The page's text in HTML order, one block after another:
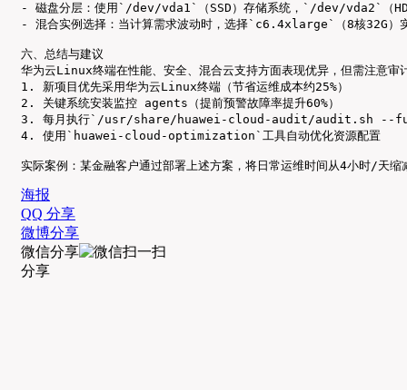
- 磁盘分层：使用`/dev/vda1`（SSD）存储系统，`/dev/vda2`（
- 混合实例选择：当计算需求波动时，选择`c6.4xlarge`（8核32G）
六、总结与建议
华为云Linux终端在性能、安全、混合云支持方面表现优异，但需注意审
1. 新项目优先采用华为云Linux终端（节省运维成本约25%）
2. 关键系统安装监控 agents（提前预警故障率提升60%）
3. 每月执行`/usr/share/huawei-cloud-audit/audit.sh --
4. 使用`huawei-cloud-optimization`工具自动优化资源配置
实际案例：某金融客户通过部署上述方案，将日常运维时间从4小时
海报
QQ 分享
微博分享
微信分享
分享